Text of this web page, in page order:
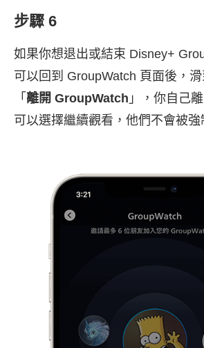
步驟 6
如果你想退出或結束 Disney+
可以回到 GroupWatch 頁面後，
「 離開 GroupWatch 」，你自己
可以選擇繼續觀看，他們不會被強